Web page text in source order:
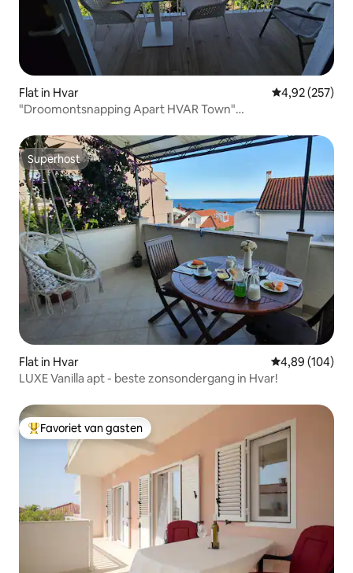
Flat in Hvar Gemiddelde
4,92 (257)
"Droomontsnapping Apart HVAR Town"
Superhost
Superhost
Flat in Hvar Gemiddelde
4,89 (104)
LUXE Vanilla apt - beste zonsondergang in Hvar!
Topfavoriet van gasten
Favoriet van gasten